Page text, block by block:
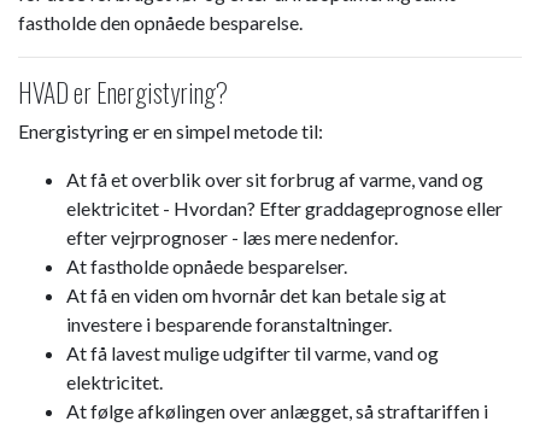
fastholde den opnåede besparelse.​
HVAD er Energistyring?
Energistyring er en simpel metode til:
At få et overblik over sit forbrug af varme, vand og
elektricitet - Hvordan? Efter graddageprognose eller
efter vejrprognoser - læs mere nedenfor.
At fastholde opnåede besparelser.
At få en viden om hvornår det kan betale sig at
investere i besparende foranstaltninger.
At få lavest mulige udgifter til varme, vand og
elektricitet.
At følge afkølingen over anlægget, så straftariffen i